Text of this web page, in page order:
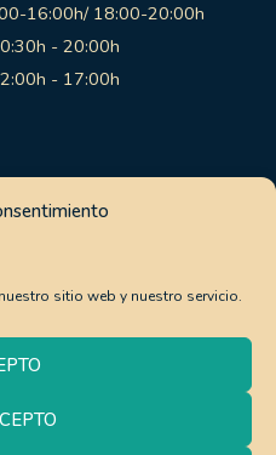
sitio web y nuestro servicio.
16:00h/ 18:00-20:00h
- 20:00h
- 17:00h
interés
Privacidad